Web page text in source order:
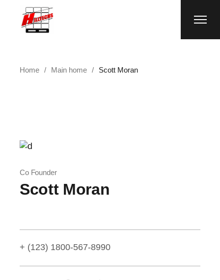
Home Main home Scott Moran
Co Founder
Scott Moran
+ (123) 1800-567-8990